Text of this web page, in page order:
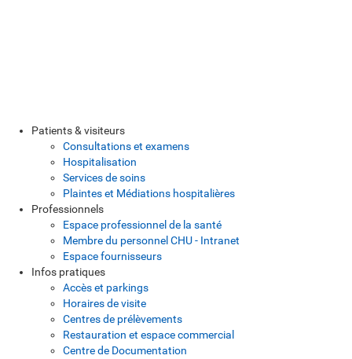
Patients & visiteurs
Consultations et examens
Hospitalisation
Services de soins
Plaintes et Médiations hospitalières
Professionnels
Espace professionnel de la santé
Membre du personnel CHU - Intranet
Espace fournisseurs
Infos pratiques
Accès et parkings
Horaires de visite
Centres de prélèvements
Restauration et espace commercial
Centre de Documentation